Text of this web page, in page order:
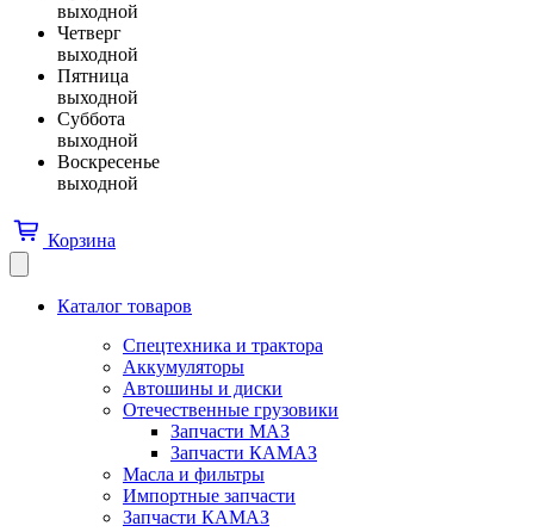
выходной
Четверг
выходной
Пятница
выходной
Суббота
выходной
Воскресенье
выходной
Корзина
Каталог товаров
Спецтехника и трактора
Аккумуляторы
Автошины и диски
Отечественные грузовики
Запчасти МАЗ
Запчасти КАМАЗ
Масла и фильтры
Импортные запчасти
Запчасти КАМАЗ